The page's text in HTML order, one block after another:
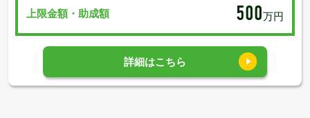
上限金額・助成額 500万円
詳細はこちら